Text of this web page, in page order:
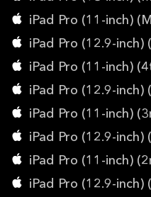
iPad Pro (11-inch)
iPad Pro (12.9-
iPad Pro (11-inch)
iPad Pro (12.9-
iPad Pro (11-inch)
iPad Pro (12.9-
iPad Pro (11-inch)
iPad Pro (12.9-